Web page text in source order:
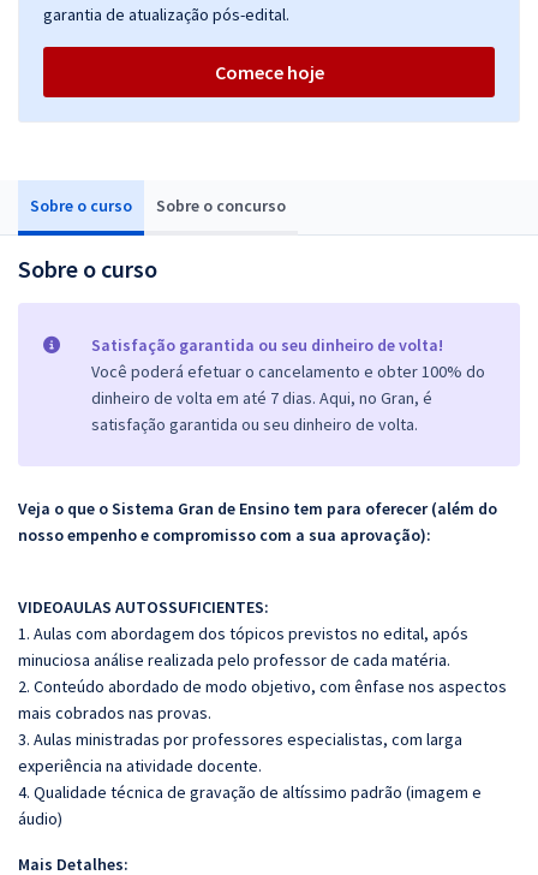
Sobre o curso Sobre o concurso
Sobre o curso
Satisfação garantida ou seu dinheiro de volta!
Você poderá efetuar o cancelamento e obter 100% do
dinheiro de volta em até 7 dias. Aqui, no Gran, é
satisfação garantida ou seu dinheiro de volta.
Veja o que o Sistema Gran de Ensino tem para oferecer (além do
nosso empenho e compromisso com a sua aprovação):
VIDEOAULAS AUTOSSUFICIENTES:
1. Aulas com abordagem dos tópicos previstos no edital, após
minuciosa análise realizada pelo professor de cada matéria.
2. Conteúdo abordado de modo objetivo, com ênfase nos aspectos
mais cobrados nas provas.
3. Aulas ministradas por professores especialistas, com larga
experiência na atividade docente.
4. Qualidade técnica de gravação de altíssimo padrão (imagem e
áudio)
Mais Detalhes:
garantia de atualização pós-edital.
Comece hoje